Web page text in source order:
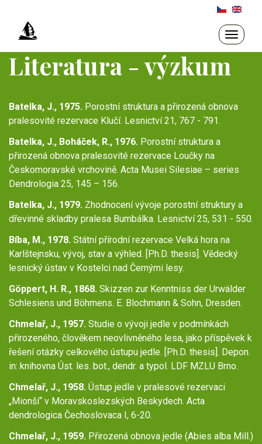
hlavnímu
Toggle
Literatura - výzkum
Batelka, J., 1975. Porostní struktura a přirozená obnova
pralesovité rezervace Klučí. Lesnictví 21, 767 - 791.
Batelka, J., Boháček, R., 1976. Porostní struktura a
přirozená obnova pralesovité rezervace Loučky na
Českomoravské vrchovině. Acta Musei Silesiae – series
Dendrologia 25, 145 – 156.
Batelka, J., 1979. Zhodnocení vývoje porostní struktury a
dřevinné skladby pralesa Bumbálka. Lesnictví 25, 531 - 550.
Bíba, M., 1978. Státní přírodní rezervace Velká hora na
Karlštejnsku, vývoj, stav a výhled. [Ph.D. thesis]. Vědecký
lesnický ústav v Kostelci nad Černými lesy.
Göppert, H. R., 1868. Skizzen zur Kenntniss der Urwälder
Schlesiens und Böhmens. E. Blochmann & Sohn, Dresden.
Chmelař, J., 1957. Studie o vývoji jedle v podmínkách
přirozeného, člověkem neovlivněného lesa, jako příspěvek k
řešení otázky celkového ústupu jedle. [Ph.D. thesis]. Depon.
in: knihovna Úst. les. bot., dendr. a typol. LDF MZLU Brno.
Chmelař, J., 1958. Ústup jedle v pralesové rezervaci
„Mionší“ v Moravskoslezských Beskydech. Acta
dendrologica Čechoslovaca I, 6-20.
Chmelař, J., 1959. Přirozená obnova jedle (Abies alba Mill.)